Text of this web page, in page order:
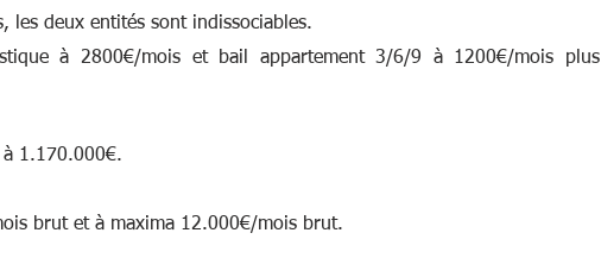
les deux entités sont indissociables.
à 2800€/mois et bail appartement 3/6/9 à 1200€/mois plus
à 1.170.000€.
brut et à maxima 12.000€/mois brut.